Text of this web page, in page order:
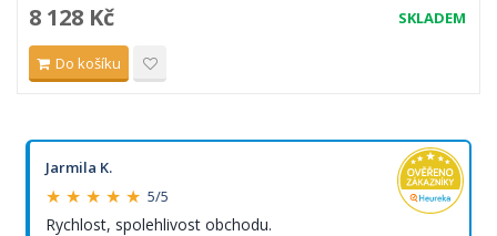
SKLADEM
8 128 Kč
Do košíku
Jarmila K.
★ ★ ★ ★ ★ 5/5
Rychlost, spolehlivost obchodu.